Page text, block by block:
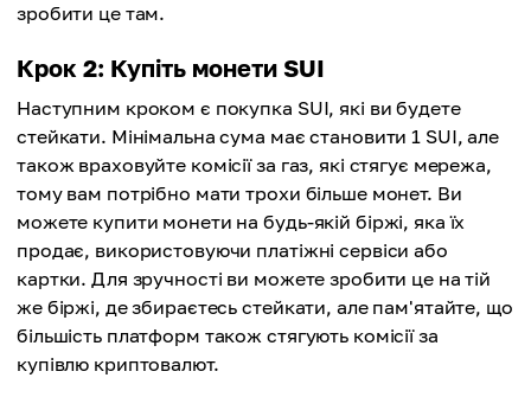
зробити це там.
Крок 2: Купіть монети SUI
Наступним кроком є покупка SUI, які ви будете
стейкати. Мінімальна сума має становити 1 SUI, але
також враховуйте комісії за газ, які стягує мережа,
тому вам потрібно мати трохи більше монет. Ви
можете купити монети на будь-якій біржі, яка їх
продає, використовуючи платіжні сервіси або
картки. Для зручності ви можете зробити це на тій
же біржі, де збираєтесь стейкати, але пам'ятайте, що
більшість платформ також стягують комісії за
купівлю криптовалют.